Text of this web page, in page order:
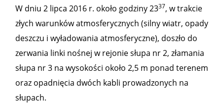
W dniu 2 lipca 2016 r. około godziny 2337, w trakcie
złych warunków atmosferycznych (silny wiatr, opady
deszczu i wyładowania atmosferyczne), doszło do
zerwania linki nośnej w rejonie słupa nr 2, złamania
słupa nr 3 na wysokości około 2,5 m ponad terenem
oraz opadnięcia dwóch kabli prowadzonych na
słupach.